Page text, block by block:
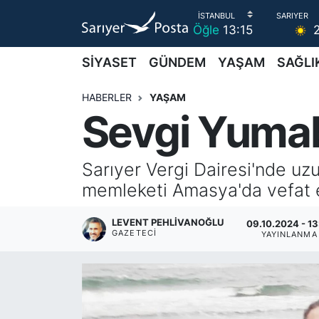
Öğle 13:15
SİYASET GÜNDEM YAŞAM
HABERLER YAŞAM
Sevgi
Sarıyer Vergi Dairesi'nde
memleketi Amasya'da vefat
LEVENT PEHLIVANOĞLU
GAZETECI
09.10.2024 -
YAYINLANMA
AKTUEL
ALT MANŞETLER
EKONOMİ
EMLAK
FOTO GALERİ
GÜNCEL HABERLER
İstanbul Nöbetçi Eczaneler
İstanbul Hava Durumu
İstanbul Namaz Vakitleri
İstanbul Trafik Yoğunluk Haritası
Süper Lig Puan Durumu ve Fikstür
Tüm Manşetler
Son Dakika Haberleri